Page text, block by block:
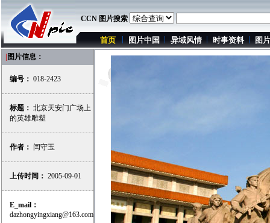
CCN 图片搜索
首页 图片中国 异域风情 时事资料 图
图片信息：
编号： 018-2423
标题： 北京天安门广场上
的英雄雕塑
作者： 闫守玉
上传时间： 2005-09-01
E_mail：
dazhongyingxiang@163.com